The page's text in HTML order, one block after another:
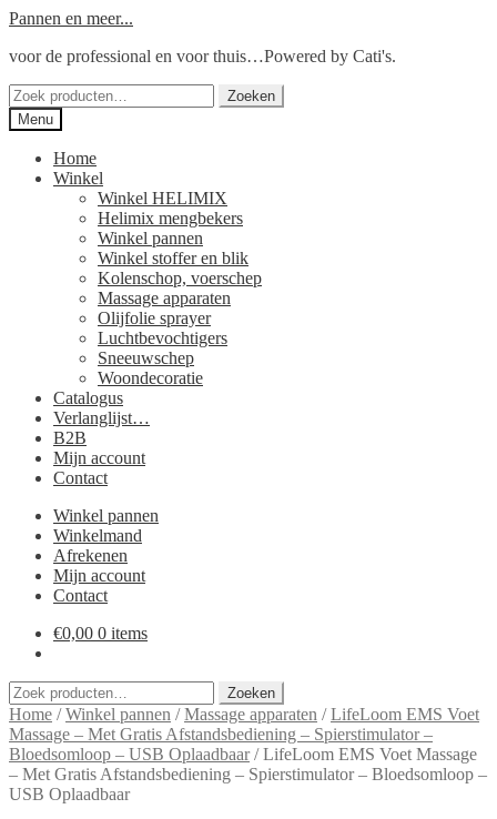
Ga
naar
Ga
de
Pannen en meer...
voor de professional en voor thuis…Powered by Cati's.
Zoeken
naar:
Zoeken
Menu
Home
Winkel
Winkel HELIMIX
Helimix mengbekers
Winkel pannen
Winkel stoffer en blik
Kolenschop, voerschep
Massage apparaten
Olijfolie sprayer
Luchtbevochtigers
Sneeuwschep
Woondecoratie
Catalogus
Verlanglijst…
B2B
Mijn account
Contact
Winkel pannen
Winkelmand
Afrekenen
Mijn account
Contact
€0,00 0 items
Zoeken
naar:
Zoeken
Home /Winkel pannen /Massage apparaten /LifeLoom EMS Voet
Massage – Met Gratis Afstandsbediening – Spierstimulator –
Bloedsomloop – USB Oplaadbaar/LifeLoom EMS Voet Massage
– Met Gratis Afstandsbediening – Spierstimulator – Bloedsomloop –
USB Oplaadbaar